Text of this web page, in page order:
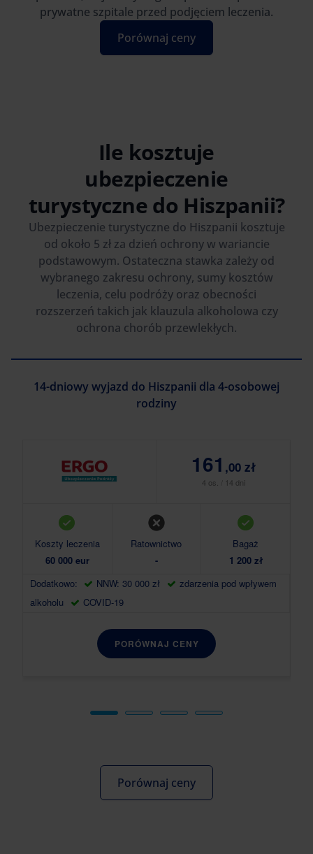
prywatne szpitale przed podjęciem leczenia.
Porównaj ceny
Ile kosztuje
ubezpieczenie
turystyczne do Hiszpanii?
Ubezpieczenie turystyczne do Hiszpanii kosztuje
od około 5 zł za dzień ochrony w wariancie
podstawowym. Ostateczna stawka zależy od
wybranego zakresu ochrony, sumy kosztów
leczenia, celu podróży oraz obecności
rozszerzeń takich jak klauzula alkoholowa czy
ochrona chorób przewlekłych.
14-dniowy wyjazd do Hiszpanii dla 4-osobowej
rodziny
Koszty leczenia
60 000 eur
Ratownictwo
-
Bagaż
1 200 zł
Dodatkowo:
NNW: 30 000 zł
zdarzenia pod wpływem
alkoholu
COVID-19
161 ,00 zł
4 os. / 14 dni
PORÓWNAJ CENY
Porównaj ceny